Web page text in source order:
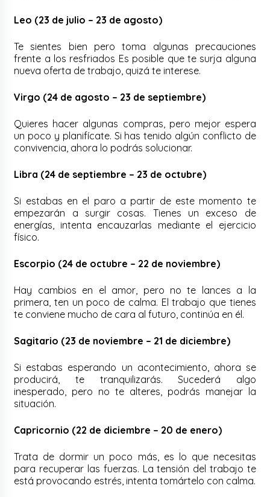
Leo (23 de julio – 23 de agosto)
Te sientes bien pero toma algunas precauciones
frente a los resfriados Es posible que te surja alguna
nueva oferta de trabajo, quizá te interese.
Virgo (24 de agosto – 23 de septiembre)
Quieres hacer algunas compras, pero mejor espera
un poco y planifícate. Si has tenido algún conflicto de
convivencia, ahora lo podrás solucionar.
Libra (24 de septiembre – 23 de octubre)
Si estabas en el paro a partir de este momento te
empezarán a surgir cosas. Tienes un exceso de
energías, intenta encauzarlas mediante el ejercicio
físico.
Escorpio (24 de octubre – 22 de noviembre)
Hay cambios en el amor, pero no te lances a la
primera, ten un poco de calma. El trabajo que tienes
te conviene mucho de cara al futuro, continúa en él.
Sagitario (23 de noviembre – 21 de diciembre)
Si estabas esperando un acontecimiento, ahora se
producirá, te tranquilizarás. Sucederá algo
inesperado, pero no te alteres, podrás manejar la
situación.
Capricornio (22 de diciembre – 20 de enero)
Trata de dormir un poco más, es lo que necesitas
para recuperar las fuerzas. La tensión del trabajo te
está provocando estrés, intenta tomártelo con calma.